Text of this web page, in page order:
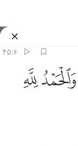
۴۵:۶
٤٥
لِلَّهِ رَبِّ
ﱇﱈ